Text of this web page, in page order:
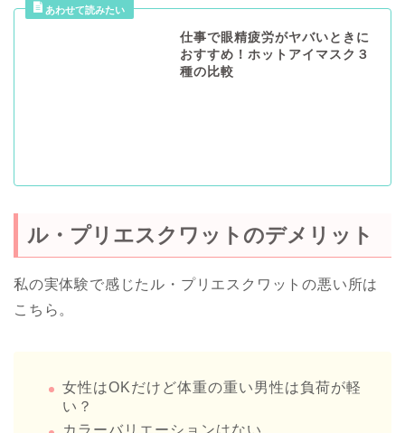
仕事で眼精疲労がヤバいときに
おすすめ！ホットアイマスク３
種の比較
ル・プリエスクワットのデメリット
私の実体験で感じたル・プリエスクワットの悪い所は
こちら。
女性はOKだけど体重の重い男性は負荷が軽
い？